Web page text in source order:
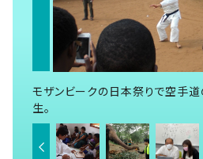
モザンビークの日本祭りで空手
生。